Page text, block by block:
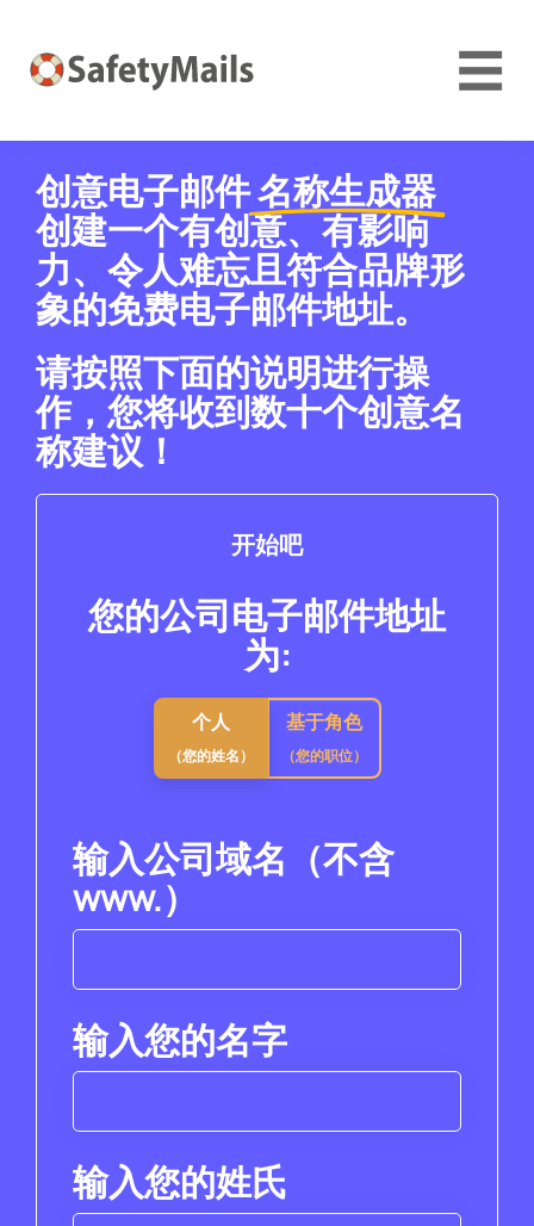
☰
创意电子邮件名称生成器
创建一个有创意、有影响
力、令人难忘且符合品牌形
象的免费电子邮件地址。
请按照下面的说明进行操
作，您将收到数十个创意名
称建议！
开始吧
您的公司电子邮件地址
为:
个人
（您的姓名）
基于角色
（您的职位）
输入公司域名（不含
www.）
输入您的名字
输入您的姓氏